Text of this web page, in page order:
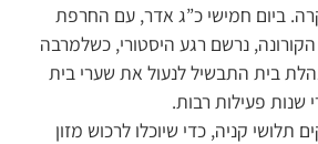
ביום חמישי כ”ג אדר, עם החרפת
נרשם רגע היסטורי, כשלמרבה
בית התבשיל לנעול את שערי בית
שנות פעילות רבות.
תלושי קניה, כדי שיוכלו לרכוש מזון